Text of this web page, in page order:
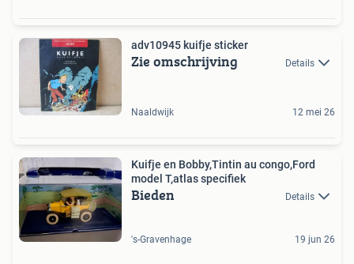
adv10945 kuifje sticker
Zie omschrijving Details
Naaldwijk 12 mei 26
Kuifje en Bobby,Tintin au congo,Ford
model T,atlas specifiek
Bieden Details
's-Gravenhage 19 jun 26